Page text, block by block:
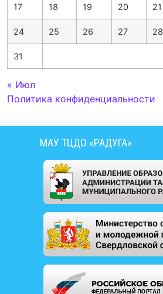
17 18 19 20 21
24 25 26 27 28
31
« Июл
Политика конфиденциальности
МАУ ТЦДО «РАДУГА»